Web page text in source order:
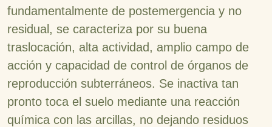
fundamentalmente de postemergencia y no
residual, se caracteriza por su buena
traslocación, alta actividad, amplio campo de
acción y capacidad de control de órganos de
reproducción subterráneos. Se inactiva tan
pronto toca el suelo mediante una reacción
química con las arcillas, no dejando residuos